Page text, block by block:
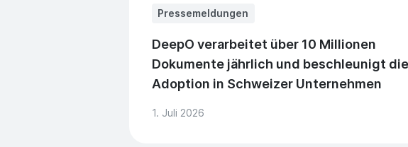
Pressemeldungen
DeepO verarbeitet über 10 Millionen
Dokumente jährlich und beschleunigt
Adoption in Schweizer Unternehmen
1. Juli 2026